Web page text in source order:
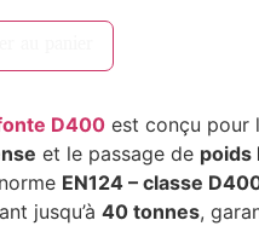
D400 est conçu pour
et le passage de poids
EN124 – classe
jusqu’à 40 tonnes,